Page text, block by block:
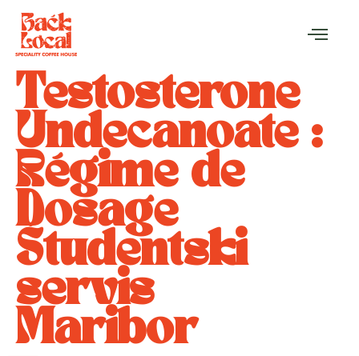
Testosterone
Undecanoate :
Régime de
Dosage
Študentski
servis
Maribor